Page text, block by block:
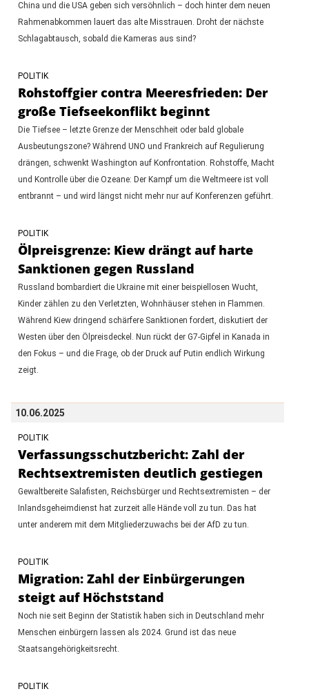
China und die USA geben sich versöhnlich – doch hinter dem neuen
Rahmenabkommen lauert das alte Misstrauen. Droht der nächste
Schlagabtausch, sobald die Kameras aus sind?
POLITIK
Rohstoffgier contra Meeresfrieden: Der
große Tiefseekonflikt beginnt
Die Tiefsee – letzte Grenze der Menschheit oder bald globale
Ausbeutungszone? Während UNO und Frankreich auf Regulierung
drängen, schwenkt Washington auf Konfrontation. Rohstoffe, Macht
und Kontrolle über die Ozeane: Der Kampf um die Weltmeere ist voll
entbrannt – und wird längst nicht mehr nur auf Konferenzen geführt.
POLITIK
Ölpreisgrenze: Kiew drängt auf harte
Sanktionen gegen Russland
Russland bombardiert die Ukraine mit einer beispiellosen Wucht,
Kinder zählen zu den Verletzten, Wohnhäuser stehen in Flammen.
Während Kiew dringend schärfere Sanktionen fordert, diskutiert der
Westen über den Ölpreisdeckel. Nun rückt der G7-Gipfel in Kanada in
den Fokus – und die Frage, ob der Druck auf Putin endlich Wirkung
zeigt.
10.06.2025
POLITIK
Verfassungsschutzbericht: Zahl der
Rechtsextremisten deutlich gestiegen
Gewaltbereite Salafisten, Reichsbürger und Rechtsextremisten – der
Inlandsgeheimdienst hat zurzeit alle Hände voll zu tun. Das hat
unter anderem mit dem Mitgliederzuwachs bei der AfD zu tun.
POLITIK
Migration: Zahl der Einbürgerungen
steigt auf Höchststand
Noch nie seit Beginn der Statistik haben sich in Deutschland mehr
Menschen einbürgern lassen als 2024. Grund ist das neue
Staatsangehörigkeitsrecht.
POLITIK